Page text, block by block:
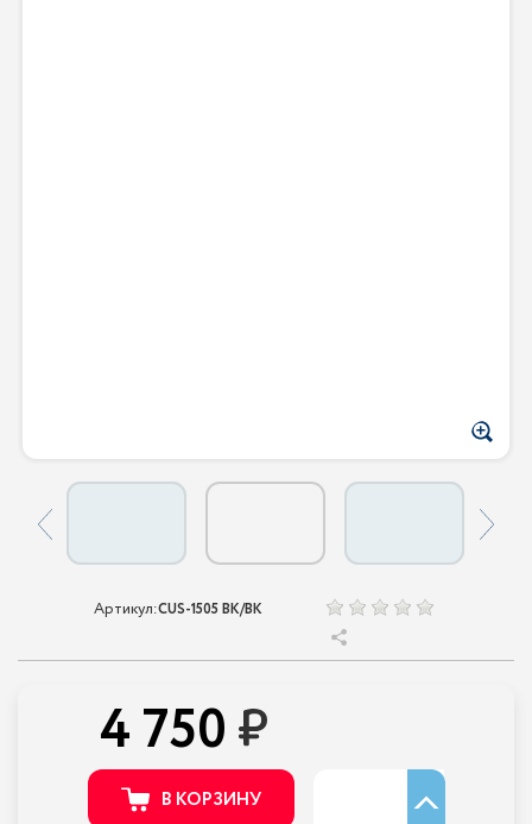
Артикул:CUS-1505 BK/BK
4 750
В КОРЗИНУ